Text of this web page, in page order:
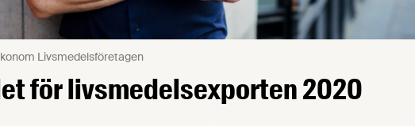
Livsmedelsföretagen
för livsmedelsexporten 2020